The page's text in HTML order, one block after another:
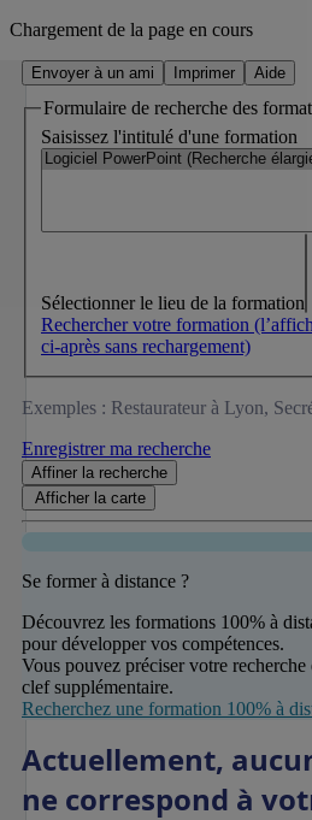
Chargement de la page en cours
Envoyer à un ami Imprimer Aide
Formulaire de recherche des
Saisissez l'intitulé d'une formation
Sélectionner le lieu de la formation
Rechercher votre formation
ci-après sans rechargement)
Exemples : Restaurateur à Lyon,
Enregistrer ma recherche
Affiner la recherche
Afficher la carte
Se former à distance ?
Découvrez les formations 100% à
pour développer vos compétences.
Vous pouvez préciser votre
clef supplémentaire.
Recherchez une formation 100% à
Actuellement,
ne correspond à